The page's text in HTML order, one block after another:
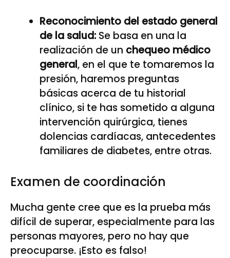
Reconocimiento del estado general
de la salud: Se basa en una la
realización de un chequeo médico
general, en el que te tomaremos la
presión, haremos preguntas
básicas acerca de tu historial
clínico, si te has sometido a alguna
intervención quirúrgica, tienes
dolencias cardíacas, antecedentes
familiares de diabetes, entre otras.
Examen de coordinación
Mucha gente cree que es la prueba más
difícil de superar, especialmente para las
personas mayores, pero no hay que
preocuparse. ¡Esto es falso!